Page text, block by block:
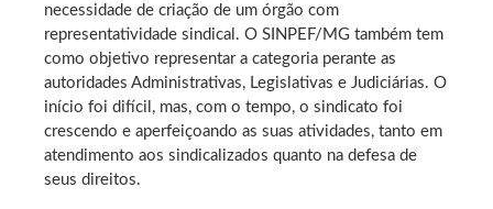
necessidade de criação de um órgão com
representatividade sindical. O SINPEF/MG também tem
como objetivo representar a categoria perante as
autoridades Administrativas, Legislativas e Judiciárias. O
início foi difícil, mas, com o tempo, o sindicato foi
crescendo e aperfeiçoando as suas atividades, tanto em
atendimento aos sindicalizados quanto na defesa de
seus direitos.